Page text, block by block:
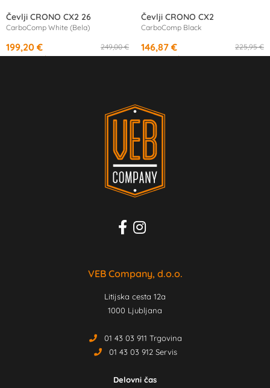
Čevlji CRONO CX2 26
CarboComp White (Bela)
249,00 €
199,20 €
od18,70 €/mesec
Čevlji CRONO CX2
CarboComp Black
225,95 €
146,87 €
od13,81 €/mesec
VEB Company, d.o.o.
Litijska cesta 12a
1000 Ljubljana
01 43 03 911 Trgovina
01 43 03 912 Servis
Delovni čas